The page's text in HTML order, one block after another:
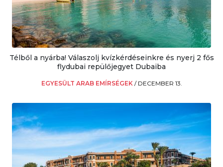
Télből a nyárba! Válaszolj kvízkérdéseinkre és nyerj 2 fős
flydubai repülőjegyet Dubaiba
EGYESÜLT ARAB EMÍRSÉGEK / DECEMBER 13.